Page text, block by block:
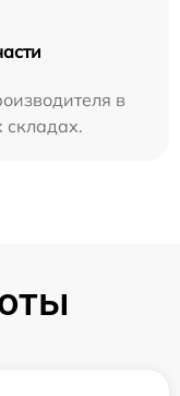
в
складах.